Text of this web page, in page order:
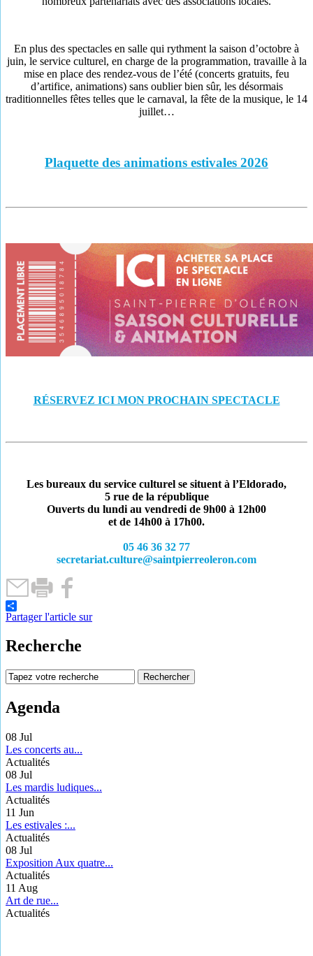
En plus des spectacles en salle qui rythment la saison d’octobre à
juin, le service culturel, en charge de la programmation, travaille à la
mise en place des rendez-vous de l’été (concerts gratuits, feu
d’artifice, animations) sans oublier bien sûr, les désormais
traditionnelles fêtes telles que le carnaval, la fête de la musique, le 14
juillet…
Plaquette des animations estivales 2026
RÉSERVEZ ICI MON PROCHAIN SPECTACLE
Les bureaux du service culturel se situent à l’Eldorado,
5 rue de la république
Ouverts du lundi au vendredi de 9h00 à 12h00
et de 14h00 à 17h00.
05 46 36 32 77
secretariat.culture@saintpierreoleron.com
Partager l'article sur
Recherche
Agenda
08 Jul
Les concerts au...
Actualités
08 Jul
Les mardis ludiques...
Actualités
11 Jun
Les estivales :...
Actualités
08 Jul
Exposition Aux quatre...
Actualités
11 Aug
Art de rue...
Actualités